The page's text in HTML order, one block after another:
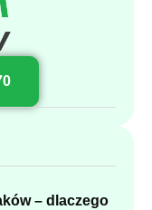
– dlaczego